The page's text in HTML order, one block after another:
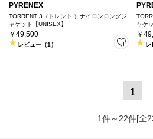
PYRENEX
TORRENT 3（トレント ）ナイロンロングジ
ャケット【UNISEX】
￥49,500
レビュー（1）
ャケ
￥
レ
1
1件～22件[全